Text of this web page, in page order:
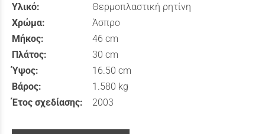
Υλικό:
Θερμοπλαστική ρητίνη
Χρώμα:
Άσπρο
Μήκος:
46 cm
Πλάτος:
30 cm
Ύψος:
16.50 cm
Βάρος:
1.580 kg
Έτος σχεδίασης:
2003